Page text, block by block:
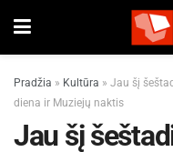
Pradžia » Kultūra » Jau šį
diena ir Muziejų naktis
Jau šį